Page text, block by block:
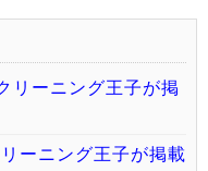
リーニング王子が掲
ーニング王子が掲載